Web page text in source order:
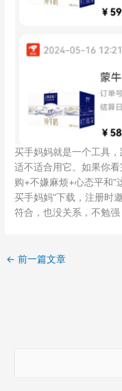
买手妈妈就是一个工具
适不适合用它。如果你
购+不嫌麻烦+心态平和”
买手妈妈”下载，注册时
符合，也没关系，不勉强
← 前一篇文章